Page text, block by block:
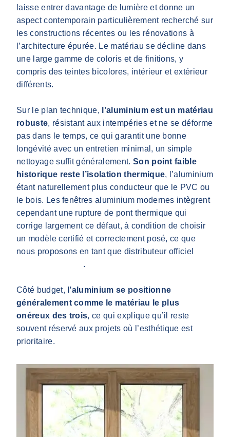
laisse entrer davantage de lumière et donne un
aspect contemporain particulièrement recherché sur
les constructions récentes ou les rénovations à
l’architecture épurée. Le matériau se décline dans
une large gamme de coloris et de finitions, y
compris des teintes bicolores, intérieur et extérieur
différents.
Sur le plan technique,
l’aluminium est un matériau
robuste, résistant aux intempéries et ne se déforme
pas dans le temps, ce qui garantit une bonne
longévité avec un entretien minimal, un simple
nettoyage suffit généralement. Son point faible
historique reste l’isolation thermique, l’aluminium
étant naturellement plus conducteur que le PVC ou
le bois. Les fenêtres aluminium modernes intègrent
cependant une rupture de pont thermique qui
corrige largement ce défaut, à condition de choisir
un modèle certifié et correctement posé, ce que
nous proposons en tant que distributeur officiel
.
Côté budget, l’aluminium se positionne
généralement comme le matériau le plus
onéreux des trois, ce qui explique qu’il reste
souvent réservé aux projets où l’esthétique est
prioritaire.